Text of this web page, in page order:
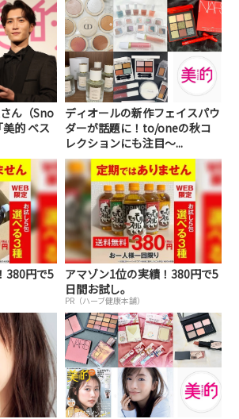
ん（Sno
的 ベス
ディオールの新作フェイスパウ
ダーが話題に！to/oneの秋コ
レクションにも注目～...
380円で5
アマゾン1位の実績！380円で5
日間お試し。
PR（ハーブ健康本舗）